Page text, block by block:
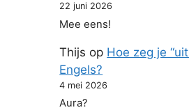
22 juni 2026
Mee eens!
Thijs op Hoe zeg je
Engels?
4 mei 2026
Aura?